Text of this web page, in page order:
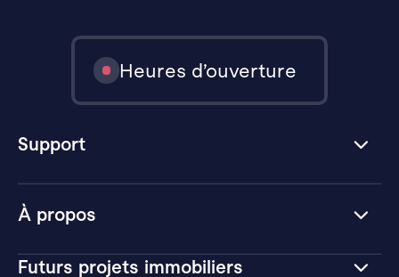
À propos
Futurs projets immobiliers
Heures d’ouverture
Support